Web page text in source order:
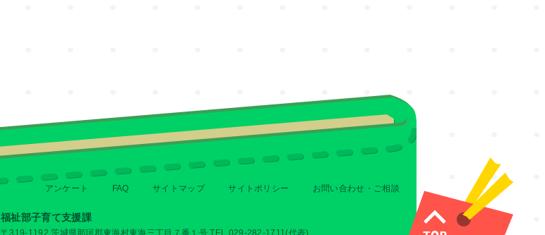
アンケート FAQ サイトマップ サイトポリシー お問い合わせ・ご相談
福祉部子育て支援課
〒319-1192 茨城県那珂郡東海村東海三丁目７番１号 TEL 029-282-1711(代表)